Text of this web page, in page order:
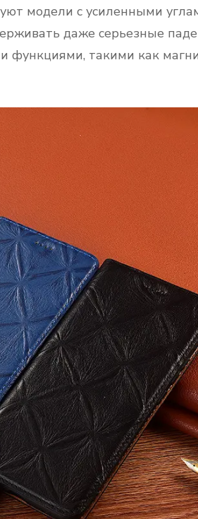
модели с усиленными
даже серьезные
функциями, такими как